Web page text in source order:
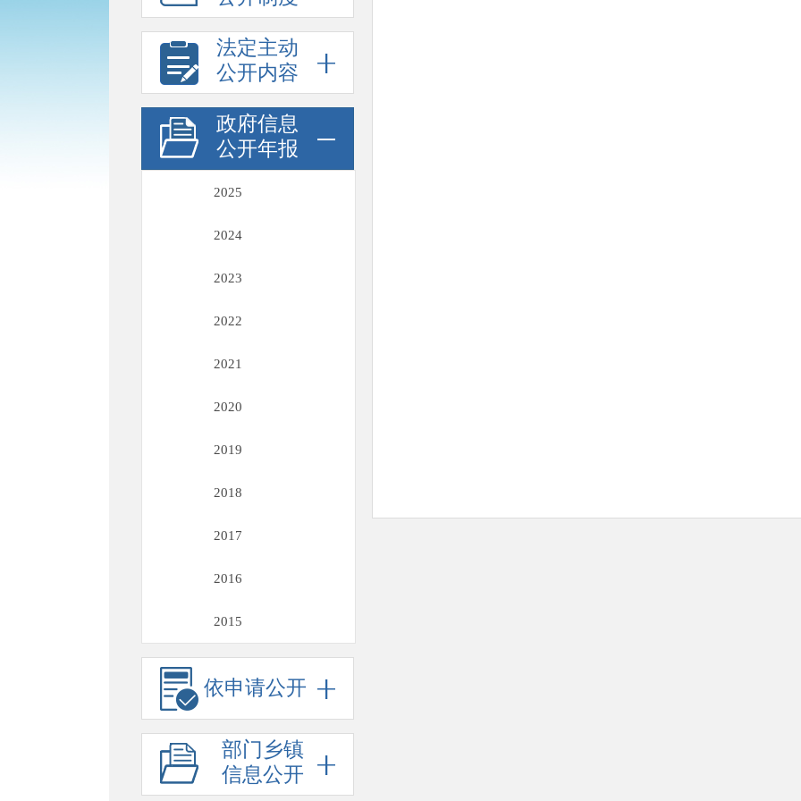
法定主动
公开内容
政府信息
公开年报
2025
2024
2023
2022
2021
2020
2019
2018
2017
2016
2015
依申请公开
部门乡镇
信息公开